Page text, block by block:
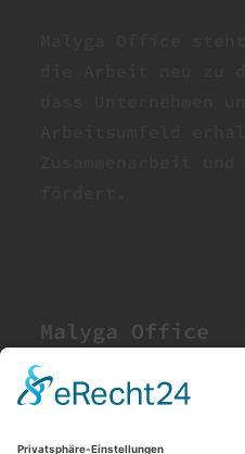
Malyga Office
Für dich: